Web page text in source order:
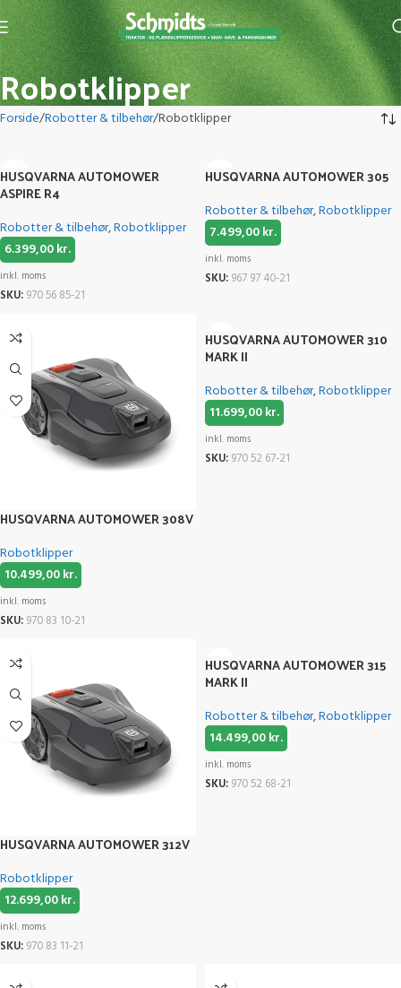
Robotklipper
Forside Robotter & tilbehør Robotklipper
HUSQVARNA AUTOMOWER
ASPIRE R4
Robotter & tilbehør,Robotklipper
6.399,00kr.
inkl. moms
SKU: 970 56 85-21
HUSQVARNA AUTOMOWER 305
Robotter & tilbehør,Robotklipper
7.499,00kr.
inkl. moms
SKU: 967 97 40-21
HUSQVARNA AUTOMOWER 308V
Robotklipper
10.499,00kr.
inkl. moms
SKU: 970 83 10-21
HUSQVARNA AUTOMOWER 310
MARK II
Robotter & tilbehør,Robotklipper
11.699,00kr.
inkl. moms
SKU: 970 52 67-21
HUSQVARNA AUTOMOWER 312V
Robotklipper
12.699,00kr.
inkl. moms
SKU: 970 83 11-21
HUSQVARNA AUTOMOWER 315
MARK II
Robotter & tilbehør,Robotklipper
14.499,00kr.
inkl. moms
SKU: 970 52 68-21